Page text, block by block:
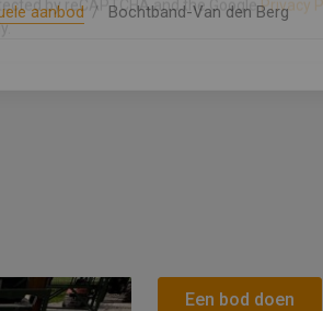
aanbod Bochtband-Van den Berg
Een bod doen